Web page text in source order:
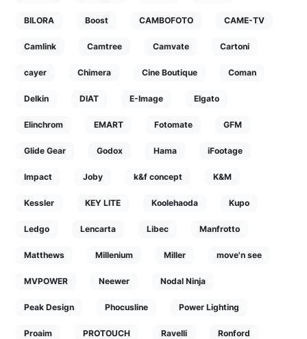
BILORA Boost CAMBOFOTO CAME-TV
Camlink Camtree Camvate Cartoni
cayer Chimera Cine Boutique Coman
Delkin DIAT E-Image Elgato
Elinchrom EMART Fotomate GFM
Glide Gear Godox Hama iFootage
Impact Joby k&f concept K&M
Kessler KEY LITE Koolehaoda Kupo
Ledgo Lencarta Libec Manfrotto
Matthews Millenium Miller move'n see
MVPOWER Neewer Nodal Ninja
Peak Design Phocusline Power Lighting
Proaim PROTOUCH Ravelli Ronford